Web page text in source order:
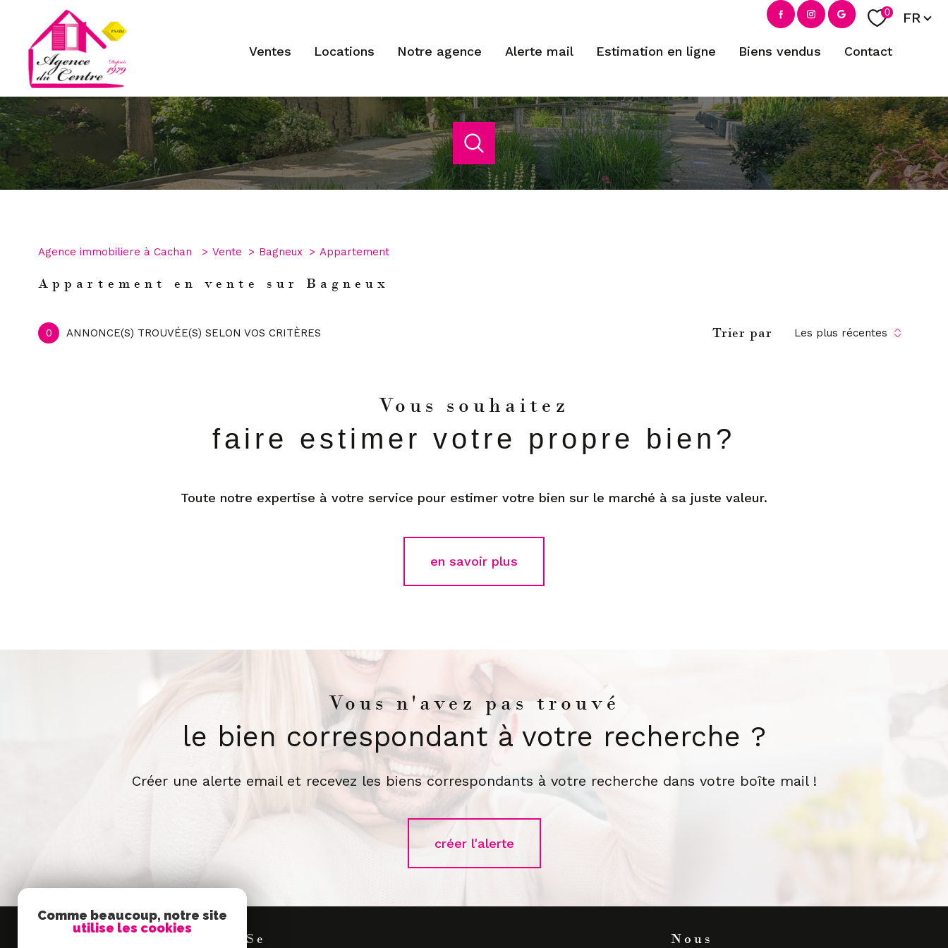
0 FR
ventes locations notre agence alerte mail estimation en ligne biens vendus contact
acheter
de l'immo pro
estimer
Agence immobiliere à Cachan Vente Bagneux Appartement
Appartement en vente sur Bagneux
0 ANNONCE(S) TROUVÉE(S) SELON VOS CRITÈRES Trier par Les plus récentes
Vous souhaitez
faire estimer votre propre bien?
Toute notre expertise à votre service pour estimer votre bien sur le marché à sa juste valeur.
en savoir plus
Vous n'avez pas trouvé
le bien correspondant à votre recherche ?
Créer une alerte email et recevez les biens correspondants à votre recherche dans votre boîte mail !
créer l'alerte
Se Nous
Comme beaucoup, notre site
utilise les cookies